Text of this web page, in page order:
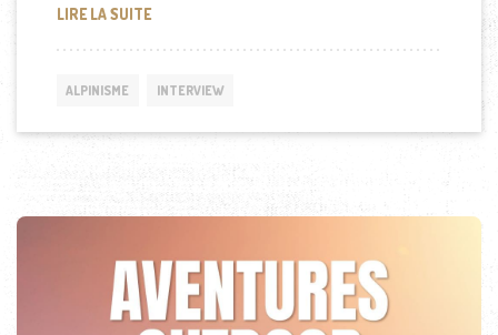
LIRE LA SUITEENTRETIEN AVEC KISHAN GURUNG
ALPINISME INTERVIEW